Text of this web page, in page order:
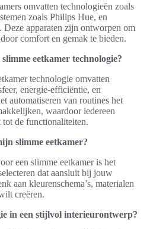
omvatten technologieën zoals
zoals Philips Hue, en
Deze apparaten zijn ontworpen om
comfort en gemak te bieden.
eetkamer technologie?
technologie omvatten
energie-efficiëntie, en
automatiseren van routines het
waardoor iedereen
de functionaliteiten.
slimme eetkamer?
een slimme eetkamer is het
dat aansluit bij jouw
aan kleurenschema’s, materialen
creëren.
in een stijlvol interieurontwerp?